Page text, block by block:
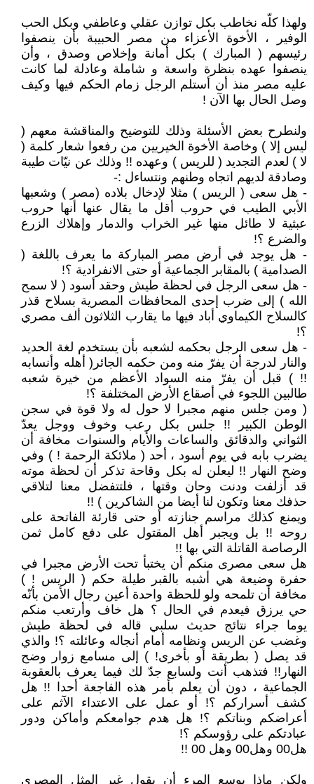
ولهذا كلّه نخاطب بكل توازن عقلي وعاطفي وبكل الحب
الوفير ، الأخوة الأعزاء من مصر الحبيبة بأن ينصفوا
رئيسهم ( المبارك ) بكل أمانة وإخلاص وصدق ، وأن
ينصفوا عهده بنظرة واسعة و شاملة وعادلة لما كانت
عليه مصر منذ أن أستلم الرجل زمام الحكم فيها وكيف
وصل الحال بها الآن !
ولنطرح بعض الأسئلة وذلك للتوضيح والمناقشة معهم (
ليس إلا ) وخاصة الأخوة الخيريين من رفعوا شعار كلمة (
لا ) لعدم التجديد ( للريس ) وعهده !! وذلك عن نيّات طيبة
وصادقة لديهم اتجاه وطنهم ونتساءل :-
- هل سعى ( الريس ) مثلا لإدخال بلاده (مصر ) وشعبها
الأبي الطيب في حروب أقل ما يقال عنها أنها حروب
عبثية لا طائل منها غير الخراب والدمار وإهلاك الزرع
والضرع ؟!
- هل يوجد في أرض مصر المباركة ما يعرف باللغة (
الصدامية ) بالمقابر الجماعية أو حتى الانفرادية ؟!
- هل سعى الرجل في لحظة طيش وحقد أسود ( لا سمح
الله ) إلى ضرب إحدى المحافظات المصرية بسلاح قذر
كالسلاح الكيماوي أباد فيها ما يقارب الثلاثون ألف مصري
؟!
- هل سعى الرجل بحكمه لشعبه بأن يستخدم لغة الحديد
والنار لدرجة أن يفرّ منه ومن حكمه الجائر( أهله وأنسابه
!! ) قبل أن يفرّ منه السواد الأعظم من خيرة شعبه
طالبين اللجوء في أصقاع الأرض المختلفة ؟!
( ومن جلس منهم مجبرا لا حول له ولا قوة في سجن
الوطن الكبير !! جلس بكل رعب وخوف ووجل يعدّ
الثواني والدقائق والساعات والأيام والسنوات مخافة أن
يضرب بابه في يوم أسود ، أحد ( ملائكة الرحمة ! ) وفي
وضح النهار !! ليعلن له بكل وقاحة تذكر أن لحظة موته
قد أزلفت ودنت وحان وقتها ، فلتتفضل معنا لتلاقي
حذفك معنا وتكون لنا أيضا من الشاكرين ) !!
ويمنع كذلك مراسم جنازته أو حتى قارئة الفاتحة على
روحه !! بل ويجبر أهل المقتول على دفع كامل ثمن
الرصاصة القاتلة التي بها !!
هل سعى مصرى منكم أن يختبأ تحت الأرض مجبرا في
حفرة وضيعة هي أشبه بالقبر طيلة حكم ( الريس ! )
مخافة أن تلمحه ولو للحظة واحدة أعين رجال الأمن بأنّه
حي يرزق فيعدم في الحال ؟ هل خاف وأرتعب منكم
يوما جراء نتائج حديث سلبي قاله في لحظة طيش
وغضب عن الريس ونظامه أمام أنجاله وعائلته ؟! والذي
قد يصل ( بطريقة أو بأخرى! ) إلى مسامع زوار وضح
النهار!! فتذهب أنت ولسابع جدّ لك فيما يعرف بالعقوبة
الجماعية ، دون أن يعلم بأمر هذه الفاجعة أحدا !! هل
كشف أسراركم ؟! أو عمل على الاعتداء الآثم على
أعراضكم وبناتكم ؟! هل هدم جوامعكم وأماكن ودور
عبادتكم على رؤوسكم ؟!
هل00 وهل00 وهل 00 !!
ولكن ماذا بوسع المرء أن يقول غير المثل المصري